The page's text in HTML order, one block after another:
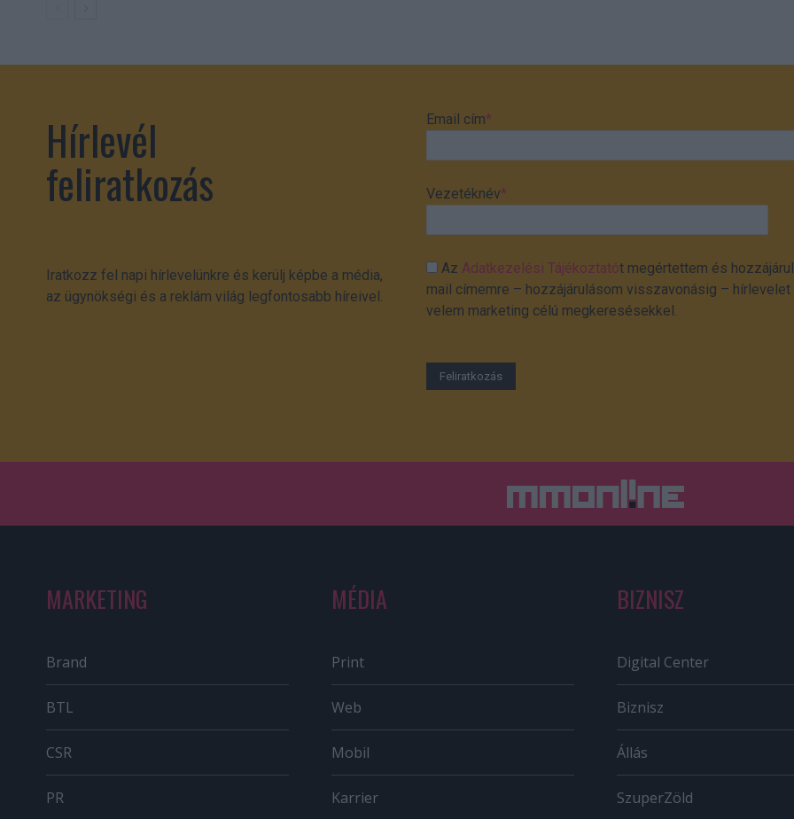
Hírlevél
feliratkozás
Iratkozz fel napi hírlevelünkre és kerülj képbe a média,
az ügynökségi és a reklám világ legfontosabb híreivel.
Email cím*
Vezetéknév*
Az Adatkezelési Tájékoztatót megértettem és
mail címemre – hozzájárulásom visszavonásig –
velem marketing célú megkeresésekkel.
MARKETING
Brand
BTL
CSR
PR
MÉDIA
Print
Web
Mobil
Karrier
BIZNISZ
Digital Center
Biznisz
Állás
SzuperZöld